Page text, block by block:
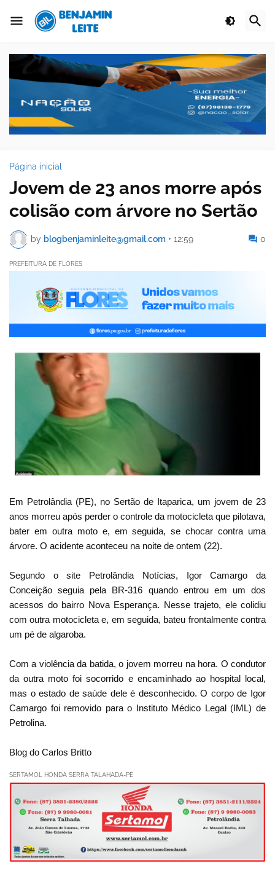
Página inicial
Jovem de 23 anos morre após
colisão com árvore no Sertão
by blogbenjaminleite@gmail.com • 12:59 0
PREFEITURA DE FLORES
Em Petrolândia (PE), no Sertão de Itaparica, um jovem de 23
anos morreu após perder o controle da motocicleta que pilotava,
bater em outra moto e, em seguida, se chocar contra uma
árvore. O acidente aconteceu na noite de ontem (22).
Segundo o site Petrolândia Notícias, Igor Camargo da
Conceição seguia pela BR-316 quando entrou em um dos
acessos do bairro Nova Esperança. Nesse trajeto, ele colidiu
com outra motocicleta e, em seguida, bateu frontalmente contra
um pé de algaroba.
Com a violência da batida, o jovem morreu na hora. O condutor
da outra moto foi socorrido e encaminhado ao hospital local,
mas o estado de saúde dele é desconhecido. O corpo de Igor
Camargo foi removido para o Instituto Médico Legal (IML) de
Petrolina.
Blog do Carlos Britto
SERTAMOL HONDA SERRA TALAHADA-PE